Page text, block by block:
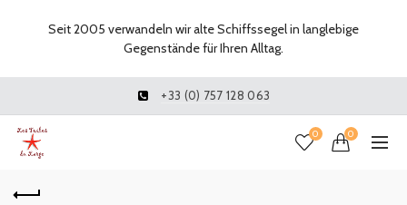
+33 (0) 757 128 063
0 0
Seit 2005 verwandeln wir alte Schiffssegel in langlebige
Gegenstände für Ihren Alltag.